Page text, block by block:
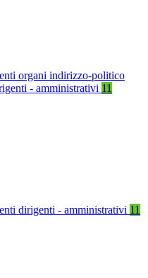
organi indirizzo-politico
- amministrativi 11
dirigenti - amministrativi 11